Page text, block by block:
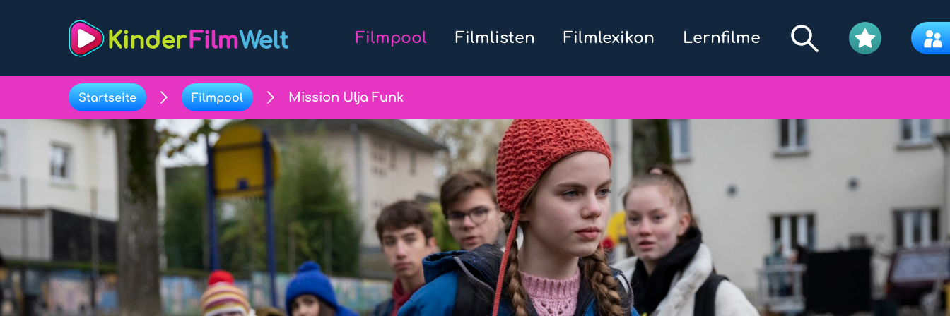
Filmpool Filmlisten Filmlexikon Lernfilme Filmpool
Startseite Filmpool Mission Ulja Funk